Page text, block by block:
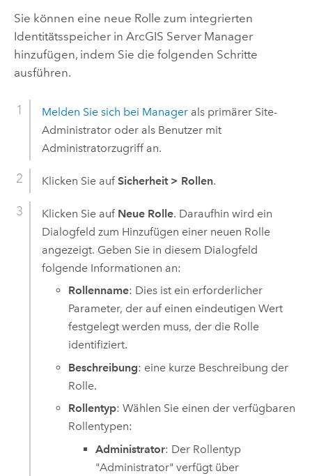
Sie können eine neue Rolle zum integrierten
Identitätsspeicher in ArcGIS ServerManager
hinzufügen, indem Sie die folgenden Schritte
ausführen.
Melden Sie sich bei Managerals primärer Site-
Administrator oder als Benutzer mit
Administratorzugriff an.
Klicken Sie auf Sicherheit > Rollen.
Klicken Sie auf Neue Rolle. Daraufhin wird ein
Dialogfeld zum Hinzufügen einer neuen Rolle
angezeigt. Geben Sie in diesem Dialogfeld
folgende Informationen an:
Rollenname: Dies ist ein erforderlicher
Parameter, der auf einen eindeutigen Wert
festgelegt werden muss, der die Rolle
identifiziert.
Beschreibung: eine kurze Beschreibung der
Rolle.
Rollentyp: Wählen Sie einen der verfügbaren
Rollentypen:
Administrator: Der Rollentyp
"Administrator" verfügt über